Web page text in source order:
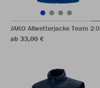
JAKO Allwetterjacke Team 2.0
ab 33,00 €